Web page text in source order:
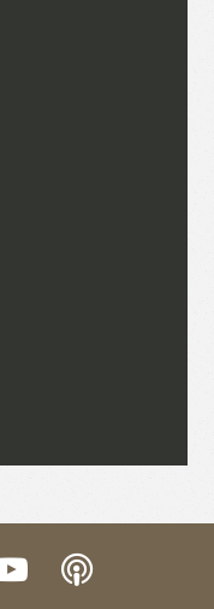
準。熱血時
），
品或內